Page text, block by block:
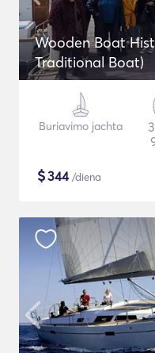
Wooden Boat
Traditional Boat)
Buriavimo jachta
$344/diena